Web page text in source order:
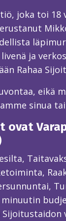
joka toi
ja
Rahaa
eikä
sinua
ovat